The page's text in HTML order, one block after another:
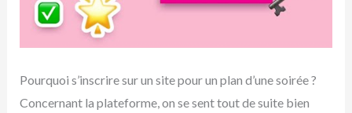
Pourquoi s’inscrire sur un site pour un plan d’une soirée ?
Concernant la plateforme, on se sent tout de suite bien